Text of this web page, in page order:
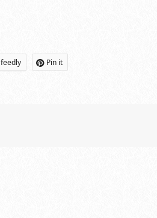
feedly Pin it